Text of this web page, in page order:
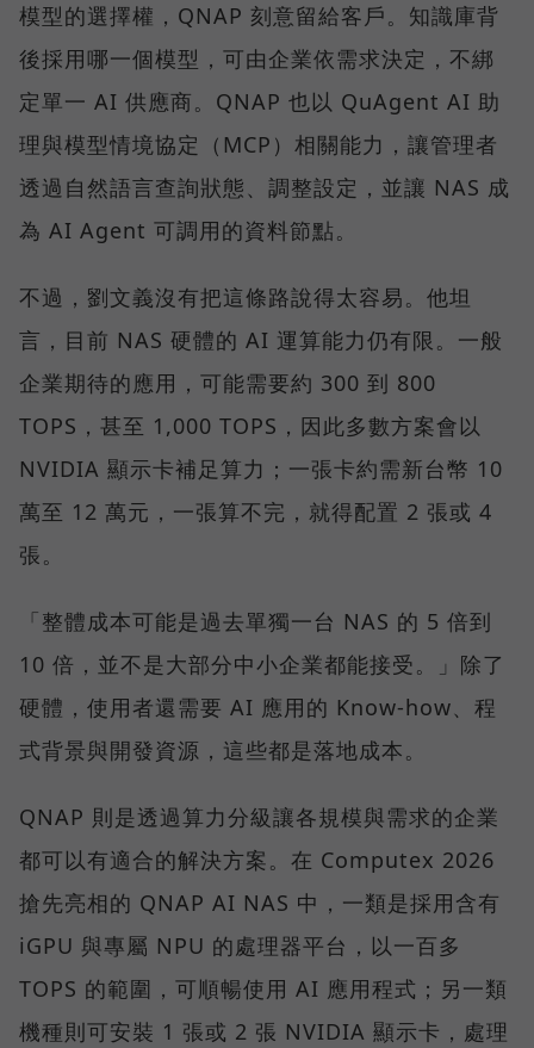
模型的選擇權，QNAP 刻意留給客戶。知識庫背
後採用哪一個模型，可由企業依需求決定，不綁
定單一 AI 供應商。QNAP 也以 QuAgent AI 助
理與模型情境協定（MCP）相關能力，讓管理者
透過自然語言查詢狀態、調整設定，並讓 NAS 成
為 AI Agent 可調用的資料節點。
不過，劉文義沒有把這條路說得太容易。他坦
言，目前 NAS 硬體的 AI 運算能力仍有限。一般
企業期待的應用，可能需要約 300 到 800
TOPS，甚至 1,000 TOPS，因此多數方案會以
NVIDIA 顯示卡補足算力；一張卡約需新台幣 10
萬至 12 萬元，一張算不完，就得配置 2 張或 4
張。
「整體成本可能是過去單獨一台 NAS 的 5 倍到
10 倍，並不是大部分中小企業都能接受。」除了
硬體，使用者還需要 AI 應用的 Know-how、程
式背景與開發資源，這些都是落地成本。
QNAP 則是透過算力分級讓各規模與需求的企業
都可以有適合的解決方案。在 Computex 2026
搶先亮相的 QNAP AI NAS 中，一類是採用含有
iGPU 與專屬 NPU 的處理器平台，以一百多
TOPS 的範圍，可順暢使用 AI 應用程式；另一類
機種則可安裝 1 張或 2 張 NVIDIA 顯示卡，處理